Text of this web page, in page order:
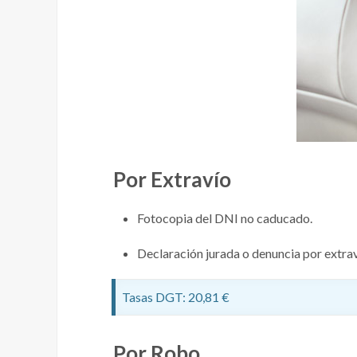
Por Extravío
Fotocopia del DNI no caducado.
Declaración jurada o denuncia por
Tasas DGT: 20,81 €